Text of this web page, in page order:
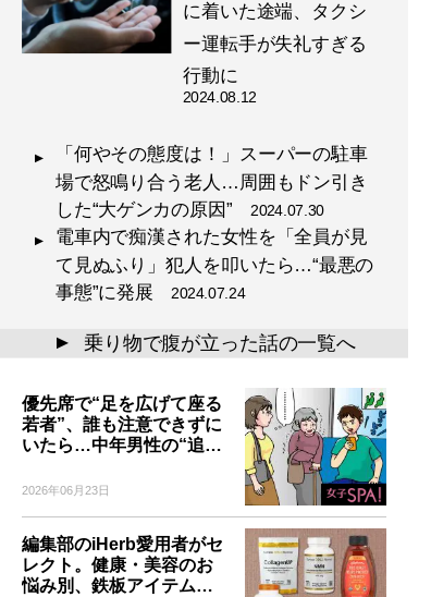
に着いた途端、タクシ
ー運転手が失礼すぎる
行動に
2024.08.12
「何やその態度は！」スーパーの駐車
場で怒鳴り合う老人…周囲もドン引き
した“大ゲンカの原因” 2024.07.30
電車内で痴漢された女性を「全員が見
て見ぬふり」犯人を叩いたら…“最悪の
事態”に発展 2024.07.24
▲ 乗り物で腹が立った話の一覧へ
優先席で“足を広げて座る
若者”、誰も注意できずに
いたら…中年男性の“追…
2026年06月23日
編集部のiHerb愛用者がセ
レクト。健康・美容のお
悩み別、鉄板アイテム…